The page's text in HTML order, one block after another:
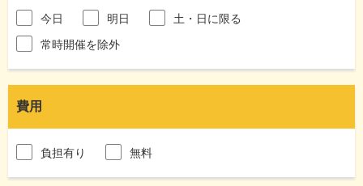
今日 明日
土・日に限る
常時開催を除外
費用
負担有り 無料